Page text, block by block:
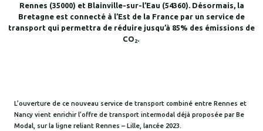
Rennes (35000) et Blainville-sur-l’Eau (54360). Désormais, la
Bretagne est connecté à l’Est de la France par un service de
transport qui permettra de réduire jusqu’à 85% des émissions de
CO2.
L’ouverture de ce nouveau service de transport combiné entre Rennes et
Nancy vient enrichir l’offre de transport intermodal déjà proposée par Be
Modal, sur la ligne reliant Rennes – Lille, lancée 2023.